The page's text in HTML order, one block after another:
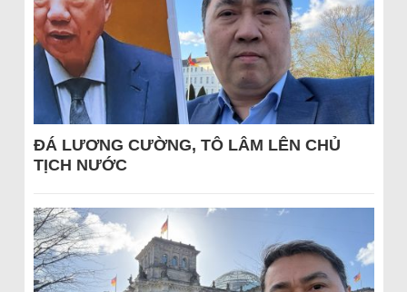
ĐÁ LƯƠNG CƯỜNG, TÔ LÂM LÊN CHỦ
TỊCH NƯỚC